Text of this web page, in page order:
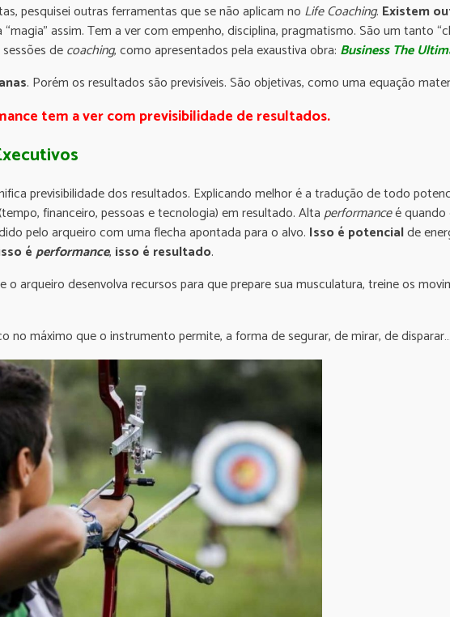
pesquisei outras ferramentas que se não aplicam no Life Coaching. Existem
assim. Tem a ver com empenho, disciplina, pragmatismo. São um tanto
decoaching, como apresentados pela exaustiva obra: Business The
. Porém os resultados são previsíveis. São objetivas, como uma equação
tem a ver com previsibilidade de resultados.
previsibilidade dos resultados. Explicando melhor é a tradução de todo
financeiro, pessoas e tecnologia) em resultado. Altaperformanceé quando
pelo arqueiro com uma flecha apontada para o alvo. Isso é potencialde
éperformance, isso é resultado.
o arqueiro desenvolva recursos para que prepare sua musculatura, treine os
no máximo que o instrumento permite, a forma de segurar, de mirar, de disparar…